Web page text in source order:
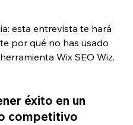
esta entrevista te hará
por qué no has usado
Wix SEO Wiz.
éxito en un
competitivo